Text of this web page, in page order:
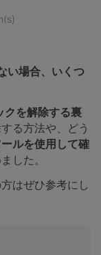
い場合、いくつ
クを解除する裏
る方法や、どう
ルを使用して確
した。
はぜひ参考にし